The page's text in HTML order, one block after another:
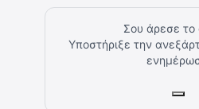
Σου άρεσε το
Υποστήριξε την